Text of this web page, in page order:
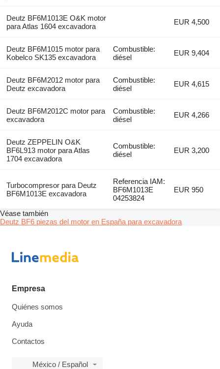
Deutz BF6M1013E O&K motor
para Atlas 1604 excavadora
EUR 4,500
Deutz BF6M1015 motor para
Kobelco SK135 excavadora
Combustible:
diésel
EUR 9,404
Deutz BF6M2012 motor para
Deutz excavadora
Combustible:
diésel
EUR 4,615
Deutz BF6M2012C motor para
excavadora
Combustible:
diésel
EUR 4,266
Deutz ZEPPELIN O&K
BF6L913 motor para Atlas
1704 excavadora
Combustible:
diésel
EUR 3,200
Turbocompresor para Deutz
BF6M1013E excavadora
Referencia IAM:
BF6M1013E
04253824
EUR 950
Véase también
Deutz BF6 piezas del motor en España para excavadora
Empresa
Quiénes somos
Ayuda
Contactos
México / Español